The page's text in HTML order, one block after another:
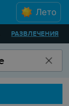
Лето
РАЗВЛЕЧЕНИЯ